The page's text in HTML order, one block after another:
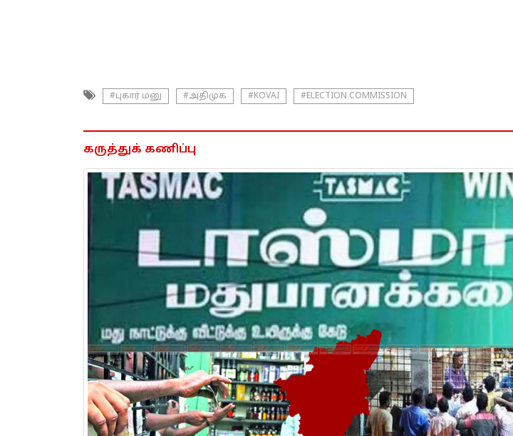
#புகார் மனு #அதிமுக #KOVAI #ELECTION COMMISSION
கருத்துக் கணிப்பு